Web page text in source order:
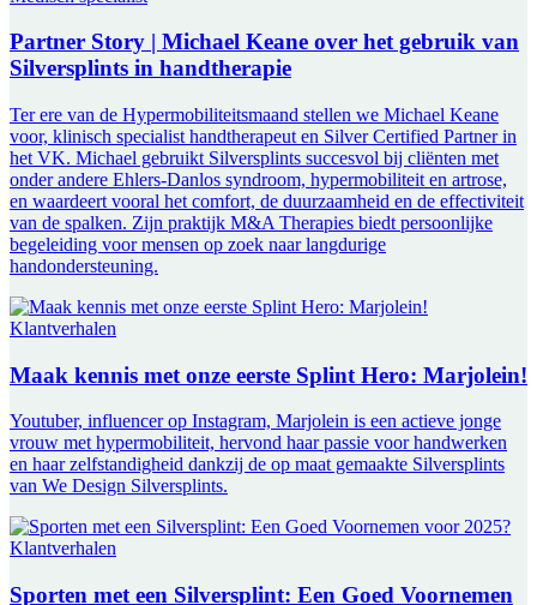
Partner Story | Michael Keane over het gebruik van
Silversplints in handtherapie
Ter ere van de Hypermobiliteitsmaand stellen we Michael Keane
voor, klinisch specialist handtherapeut en Silver Certified Partner in
het VK. Michael gebruikt Silversplints succesvol bij cliënten met
onder andere Ehlers-Danlos syndroom, hypermobiliteit en artrose,
en waardeert vooral het comfort, de duurzaamheid en de effectiviteit
van de spalken. Zijn praktijk M&A Therapies biedt persoonlijke
begeleiding voor mensen op zoek naar langdurige
handondersteuning.
Klantverhalen
Maak kennis met onze eerste Splint Hero: Marjolein!
Youtuber, influencer op Instagram, Marjolein is een actieve jonge
vrouw met hypermobiliteit, hervond haar passie voor handwerken
en haar zelfstandigheid dankzij de op maat gemaakte Silversplints
van We Design Silversplints.
Klantverhalen
Sporten met een Silversplint: Een Goed Voornemen